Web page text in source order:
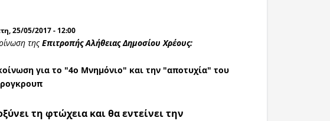
25/05/2017 - 12:00
τηςΕπιτροπής Αλήθειας Δημοσίου Χρέους:
για το "4ο Μνημόνιο" και την "αποτυχία" του
τη φτώχεια και θα εντείνει την